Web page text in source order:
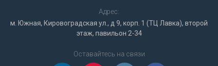
Адрес:
м. Южная, Кировоградская ул., д 9, корп. 1 (ТЦ Лавка), второй
этаж, павильон 2-34
Оставайтесь на связи